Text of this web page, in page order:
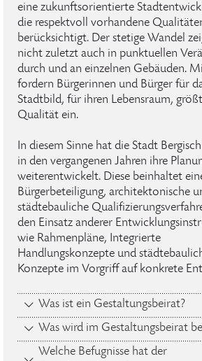
eine zukunftsorientierte
die respektvoll vorhandene
berücksichtigt. Der stetige Wandel
nicht zuletzt auch in punktuellen
durch und an einzelnen Gebäuden.
fordern Bürgerinnen und Bürger für
Stadtbild, für ihren Lebensraum,
Qualität ein.
In diesem Sinne hat die Stadt
in den vergangenen Jahren ihre
weiterentwickelt. Diese beinhaltet
Bürgerbeteiligung, architektonische
städtebauliche
den Einsatz anderer
wie Rahmenpläne, Integrierte
Handlungskonzepte und
Konzepte im Vorgriff auf konkrete
Was ist ein Gestaltungsbeirat?
Was wird im Gestaltungsbeirat
Welche Befugnisse hat der